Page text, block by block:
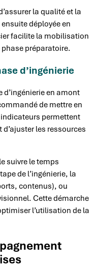
la qualité et la
déployée en
facilite la mobilisation
préparatoire.
d’ingénierie
d’ingénierie en amont
de mettre en
permettent
les ressources
suivre le temps
de l’ingénierie, la
contenus), ou
Cette démarche
l’utilisation de la